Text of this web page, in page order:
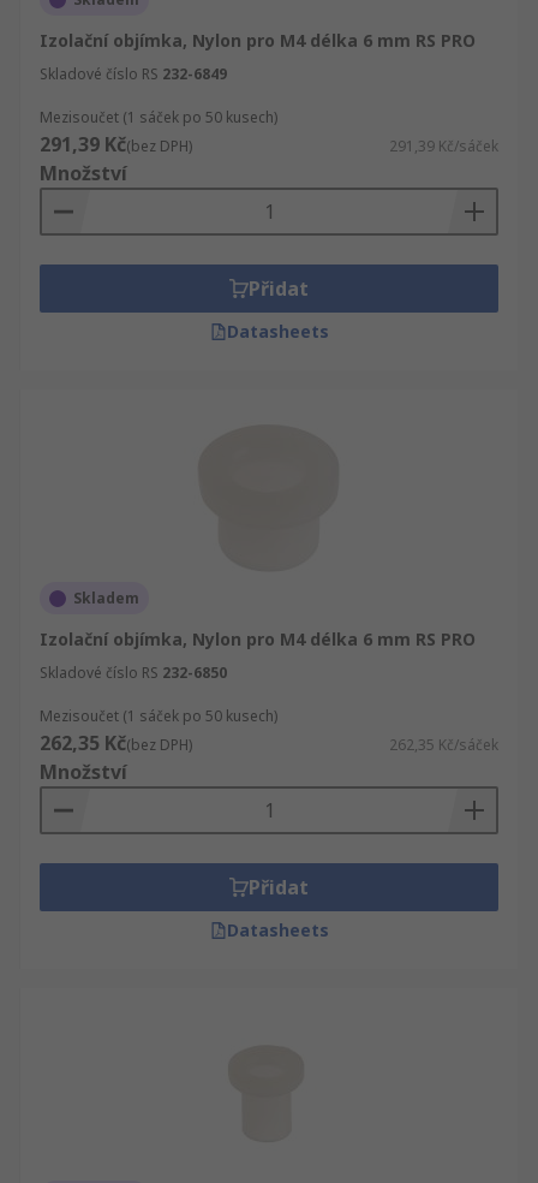
Izolační objímka, Nylon pro M4 délka 6 mm RS PRO
Skladové číslo RS 232-6849
Mezisoučet (1 sáček po 50 kusech)
291,39 Kč(bez DPH) 291,39 Kč/sáček
Množství
Přidat
Datasheets
Skladem
Izolační objímka, Nylon pro M4 délka 6 mm RS PRO
Skladové číslo RS 232-6850
Mezisoučet (1 sáček po 50 kusech)
262,35 Kč(bez DPH) 262,35 Kč/sáček
Množství
Přidat
Datasheets